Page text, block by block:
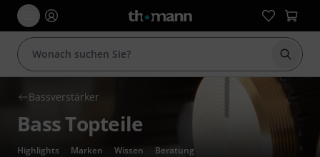
Suche
Bassverstärker
Bass Topteile
Highlights Marken Wissen Beratung